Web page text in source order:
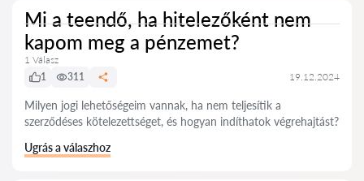
Mi a teendő, ha hitelezőként nem
kapom meg a pénzemet?
1 Válasz
1
311 19.12.2024
Milyen jogi lehetőségeim vannak, ha nem teljesítik a
szerződéses kötelezettséget, és hogyan indíthatok végrehajtást?
Ugrás a válaszhoz